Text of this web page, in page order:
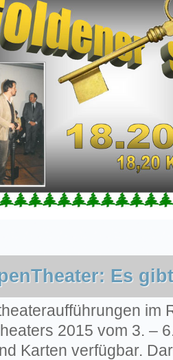
Es
im
2015 vom 3. –
Karten verfügbar.